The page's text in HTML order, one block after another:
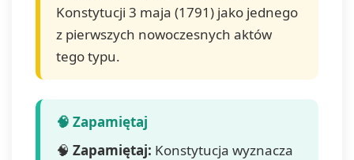
Konstytucji 3 maja (1791) jako jednego
z pierwszych nowoczesnych aktów
tego typu.
🧠 Zapamiętaj: Konstytucja wyznacza